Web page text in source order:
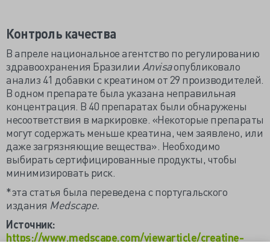
Контроль качества
В апреле национальное агентство по регулированию
здравоохранения Бразилии Anvisaопубликовало
анализ 41 добавки с креатином от 29 производителей.
В одном препарате была указана неправильная
концентрация. В 40 препаратах были обнаружены
несоответствия в маркировке. «Некоторые препараты
могут содержать меньше креатина, чем заявлено, или
даже загрязняющие вещества». Необходимо
выбирать сертифицированные продукты, чтобы
минимизировать риск.
*эта статья была переведена с португальского
издания Medscape.
Источник:
https://www.medscape.com/viewarticle/creatine-